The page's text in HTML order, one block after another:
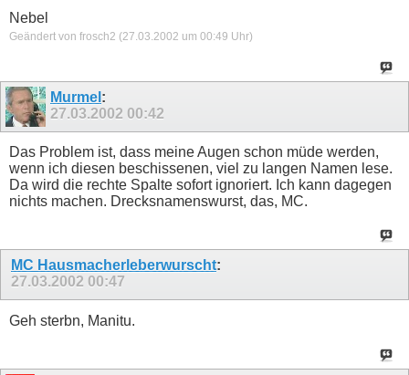
Nebel
Geändert von frosch2 (27.03.2002 um 00:49 Uhr)
Murmel :
27.03.2002 00:42
Das Problem ist, dass meine Augen schon müde werden,
wenn ich diesen beschissenen, viel zu langen Namen lese.
Da wird die rechte Spalte sofort ignoriert. Ich kann dagegen
nichts machen. Drecksnamenswurst, das, MC.
MC Hausmacherleberwurscht:
27.03.2002 00:47
Geh sterbn, Manitu.